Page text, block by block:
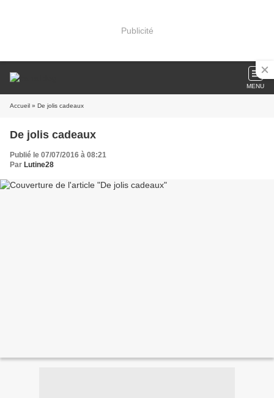
Publicité
MENU
Accueil » De jolis cadeaux
De jolis cadeaux
Publié le 07/07/2016 à 08:21
Par Lutine28